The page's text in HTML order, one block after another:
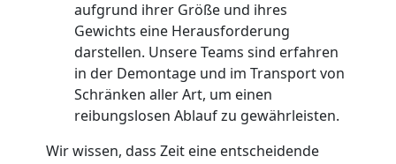
aufgrund ihrer Größe und ihres
Gewichts eine Herausforderung
darstellen. Unsere Teams sind erfahren
in der Demontage und im Transport von
Schränken aller Art, um einen
reibungslosen Ablauf zu gewährleisten.
Wir wissen, dass Zeit eine entscheidende
Vereinsumzug
Feldkirch
Anfrage